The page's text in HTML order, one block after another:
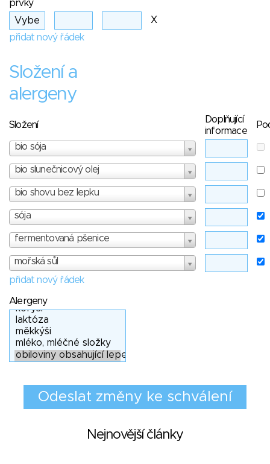
prvky
X
přidat nový řádek
Složení a
alergeny
Složení
Doplňující
informace
bio sója
bio slunečnicový olej
bio shovu bez lepku
sója
fermentovaná pšenice
mořská sůl
přidat nový řádek
Alergeny
Nejnovější články